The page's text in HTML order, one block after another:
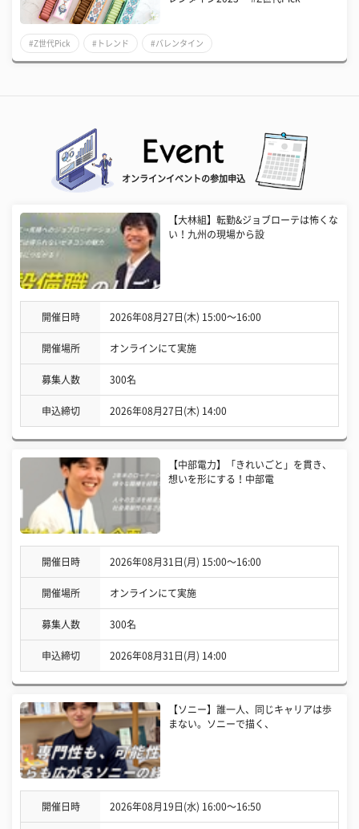
#Z世代Pick #トレンド #バレンタイン
オンラインイベントの参加申込
【大林組】転勤&ジョブローテは怖くな
い！九州の現場から設
開催日時 2026年08月27日(木) 15:00〜16:00
開催場所 オンラインにて実施
募集人数 300名
申込締切 2026年08月27日(木) 14:00
【中部電力】「きれいごと」を貫き、
想いを形にする！中部電
開催日時 2026年08月31日(月) 15:00〜16:00
開催場所 オンラインにて実施
募集人数 300名
申込締切 2026年08月31日(月) 14:00
【ソニー】誰一人、同じキャリアは歩
まない。ソニーで描く、
開催日時 2026年08月19日(水) 16:00〜16:50